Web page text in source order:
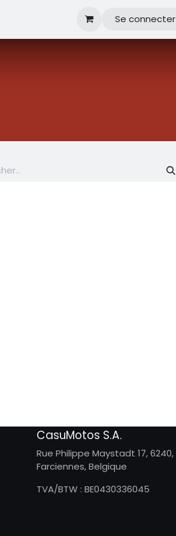
Se connecter
CasuMotos S.A.
Rue Philippe Maystadt 17, 6240,
Farciennes, Belgique
TVA/BTW : BE0430336045